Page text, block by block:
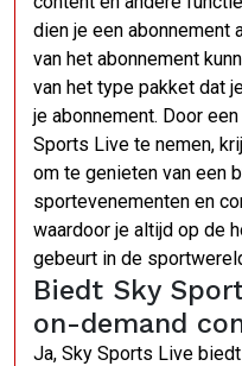
dien je een abonnement
van het abonnement
van het type pakket dat
je abonnement. Door
Sports Live te nemen,
om te genieten van een
sportevenementen en
waardoor je altijd op de
gebeurt in de
Biedt Sky
on-demand
Ja, Sky Sports Live